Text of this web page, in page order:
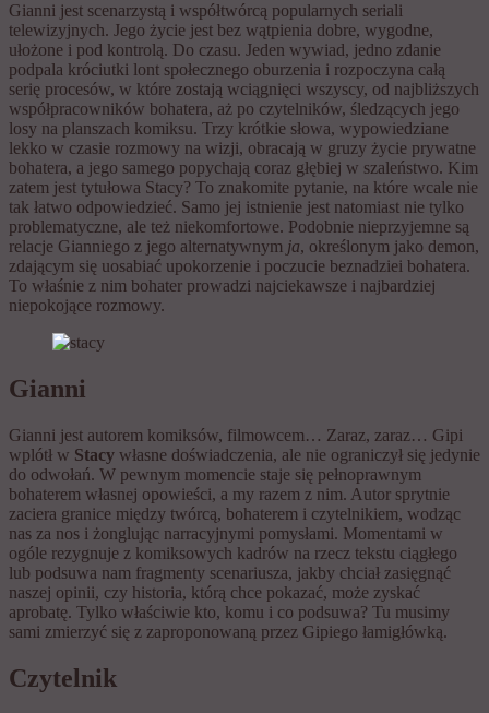
Gianni jest scenarzystą i współtwórcą popularnych seriali
telewizyjnych. Jego życie jest bez wątpienia dobre, wygodne,
ułożone i pod kontrolą. Do czasu. Jeden wywiad, jedno zdanie
podpala króciutki lont społecznego oburzenia i rozpoczyna całą
serię procesów, w które zostają wciągnięci wszyscy, od najbliższych
współpracowników bohatera, aż po czytelników, śledzących jego
losy na planszach komiksu. Trzy krótkie słowa, wypowiedziane
lekko w czasie rozmowy na wizji, obracają w gruzy życie prywatne
bohatera, a jego samego popychają coraz głębiej w szaleństwo. Kim
zatem jest tytułowa Stacy? To znakomite pytanie, na które wcale nie
tak łatwo odpowiedzieć. Samo jej istnienie jest natomiast nie tylko
problematyczne, ale też niekomfortowe. Podobnie nieprzyjemne są
relacje Gianniego z jego alternatywnym ja, określonym jako demon,
zdającym się uosabiać upokorzenie i poczucie beznadziei bohatera.
To właśnie z nim bohater prowadzi najciekawsze i najbardziej
niepokojące rozmowy.
Gianni
Gianni jest autorem komiksów, filmowcem… Zaraz, zaraz… Gipi
wplótł w Stacy własne doświadczenia, ale nie ograniczył się jedynie
do odwołań. W pewnym momencie staje się pełnoprawnym
bohaterem własnej opowieści, a my razem z nim. Autor sprytnie
zaciera granice między twórcą, bohaterem i czytelnikiem, wodząc
nas za nos i żonglując narracyjnymi pomysłami. Momentami w
ogóle rezygnuje z komiksowych kadrów na rzecz tekstu ciągłego
lub podsuwa nam fragmenty scenariusza, jakby chciał zasięgnąć
naszej opinii, czy historia, którą chce pokazać, może zyskać
aprobatę. Tylko właściwie kto, komu i co podsuwa? Tu musimy
sami zmierzyć się z zaproponowaną przez Gipiego łamigłówką.
Czytelnik